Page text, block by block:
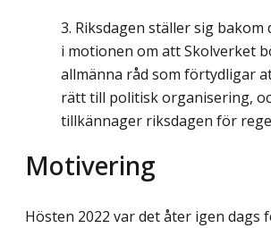
Riksdagen ställer sig bakom
i motionen om att Skolverket
allmänna råd som förtydligar
rätt till politisk organisering,
tillkännager riksdagen för
Motivering
Hösten 2022 var det åter igen dags